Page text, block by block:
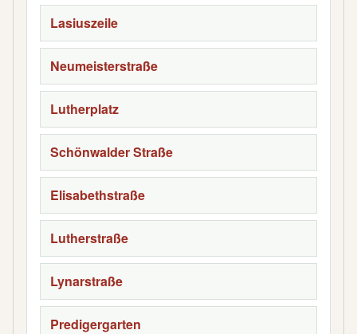
Lasiuszeile
Neumeisterstraße
Lutherplatz
Schönwalder Straße
Elisabethstraße
Lutherstraße
Lynarstraße
Predigergarten